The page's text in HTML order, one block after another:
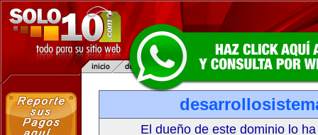
El dueño de este dominio lo